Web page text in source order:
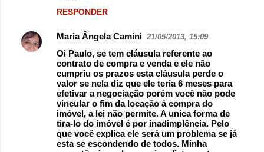
RESPONDER
Maria Ângela Camini 21/05/2013, 15:09
Oi Paulo, se tem cláusula referente ao
contrato de compra e venda e ele não
cumpriu os prazos esta cláusula perde o
valor se nela diz que ele teria 6 meses para
efetivar a negociação porém você não pode
vincular o fim da locação á compra do
imóvel, a lei não permite. A unica forma de
tira-lo do imóvel é por inadimplência. Pelo
que você explica ele será um problema se já
esta se escondendo de todos. Minha